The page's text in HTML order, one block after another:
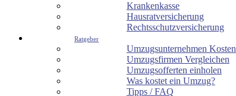
Krankenkasse
Hausratversicherung
Rechtsschutzversicherung
Ratgeber
Umzugsunternehmen Kosten
Umzugsfirmen Vergleichen
Umzugsofferten einholen
Was kostet ein Umzug?
Tipps / FAQ